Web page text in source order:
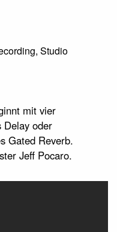
Studio
mit vier
Delay oder
Gated Reverb.
Jeff Pocaro.